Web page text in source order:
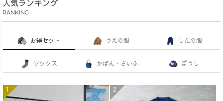
人気ランキング
RANKING
お得セット うえの服 したの服
ソックス かばん・さいふ ぼうし